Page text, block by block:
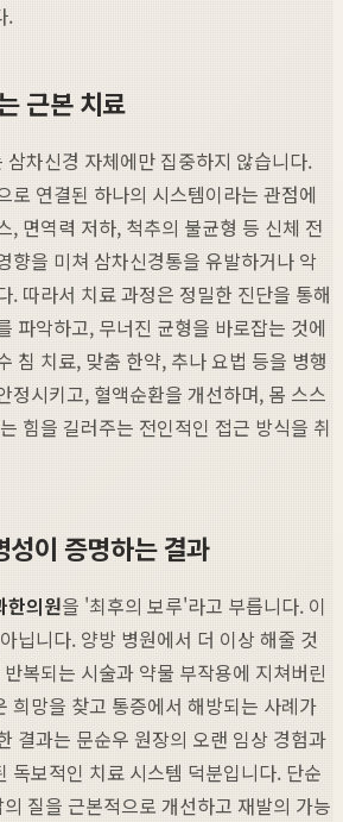
.
근본 치료
차신경 자체에만 집중하지 않습니다.
로 연결된 하나의 시스템이라는 관점에
, 면역력 저하, 척추의 불균형 등 신체 전
향을 미쳐 삼차신경통을 유발하거나 악
. 따라서 치료 과정은 정밀한 진단을 통해
파악하고, 무너진 균형을 바로잡는 것에
침 치료, 맞춤 한약, 추나 요법 등을 병행
정시키고, 혈액순환을 개선하며, 몸 스스
힘을 길러주는 전인적인 접근 방식을 취
이 증명하는 결과
한의원을 '최후의 보루'라고 부릅니다. 이
닙니다. 양방 병원에서 더 이상 해줄 것
복되는 시술과 약물 부작용에 지쳐버린
희망을 찾고 통증에서 해방되는 사례가
결과는 문순우 원장의 오랜 임상 경험과
독보적인 치료 시스템 덕분입니다. 단순
질을 근본적으로 개선하고 재발의 가능